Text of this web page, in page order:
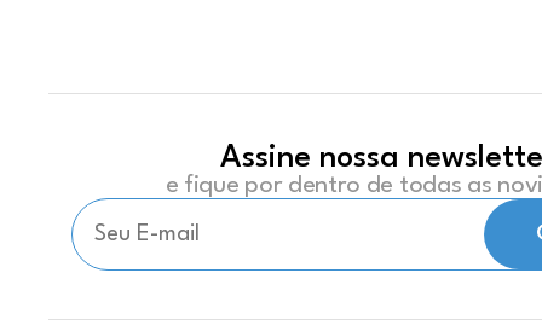
Assine nossa
e fique por dentro de todas as